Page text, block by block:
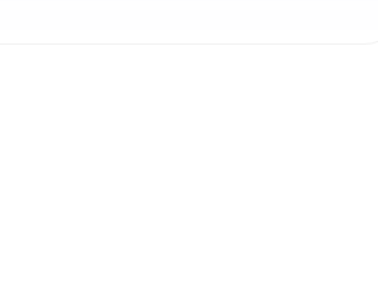
el problema
y los altos
de un
y contribuir